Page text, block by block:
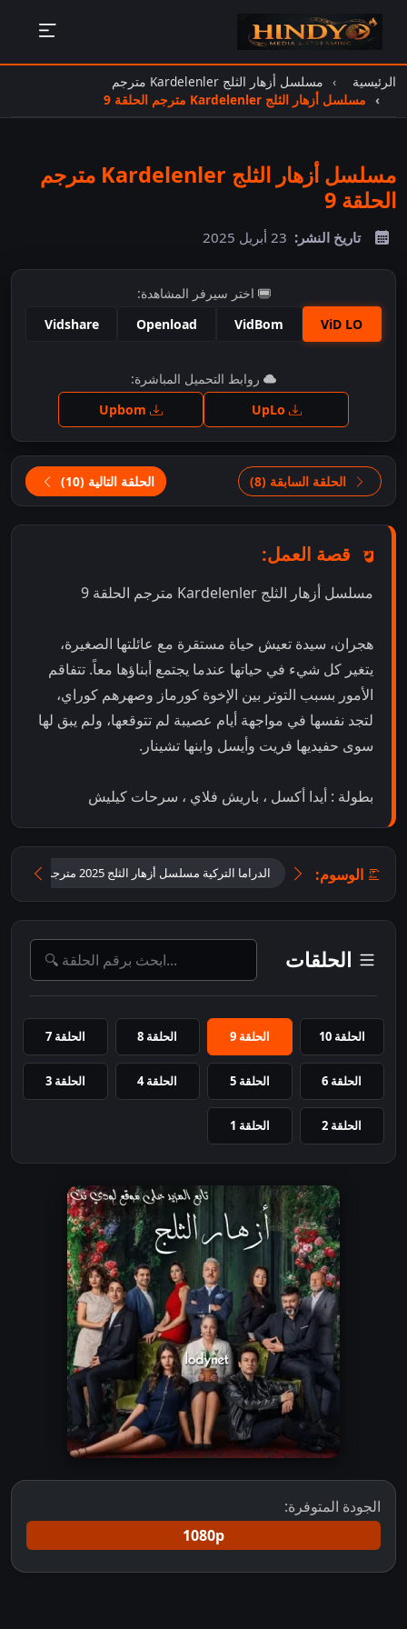
الرئيسية
مسلسل أزهار الثلج Kardelenler مترجم
مسلسل أزهار الثلج Kardelenler مترجم الحلقة 9
مسلسل أزهار الثلج Kardelenler مترجم
الحلقة 9
تاريخ النشر: 23 أبريل 2025
اختر سيرفر المشاهدة:
ViD LO
VidBom
Openload
Vidshare
اضغط للمشاهدة
روابط التحميل المباشرة:
الحلقة السابقة (8) الحلقة التالية (10)
قصة العمل:
مسلسل أزهار الثلج Kardelenler مترجم الحلقة 9
هجران، سيدة تعيش حياة مستقرة مع عائلتها الصغيرة،
يتغير كل شيء في حياتها عندما يجتمع أبناؤها معاً. تتفاقم
الأمور بسبب التوتر بين الإخوة كورماز وصهرهم كوراي،
لتجد نفسها في مواجهة أيام عصيبة لم تتوقعها، ولم يبق لها
سوى حفيديها فريت وأيسل وابنها تشينار.
بطولة : أيدا أكسل ، باريش فلاي ، سرحات كيليش
الوسوم: الدراما التركية مسلسل أزهار الثلج 2025 مترجم.
الحلقات
الحلقة 10 الحلقة 9 الحلقة 8 الحلقة 7
الحلقة 6 الحلقة 5 الحلقة 4 الحلقة 3
الحلقة 2 الحلقة 1
الجودة المتوفرة:
1080p